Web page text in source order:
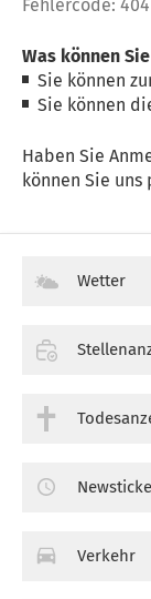
Fehlercode: 404
Was können
Sie können
Sie können
Haben Sie
können Sie uns
Wetter
Verkehr